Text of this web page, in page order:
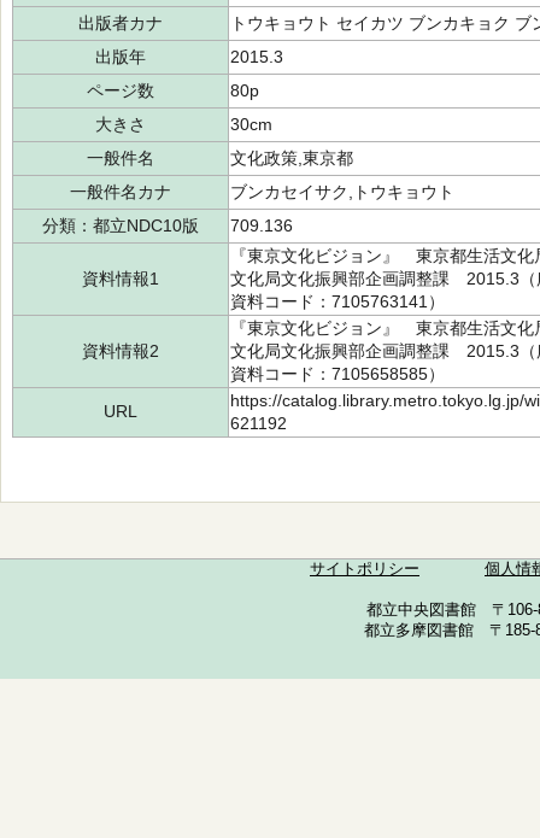
出版者カナ
トウキョウト セイカツ ブンカキョク
出版年
2015.3
ページ数
80p
大きさ
30cm
一般件名
文化政策,東京都
一般件名カナ
ブンカセイサク,トウキョウト
分類：都立NDC10版
709.136
資料情報1
『東京文化ビジョン』 東京都生活文
文化局文化振興部企画調整課 2015.3
資料コード：7105763141）
資料情報2
『東京文化ビジョン』 東京都生活文
文化局文化振興部企画調整課 2015.3
資料コード：7105658585）
URL
https://catalog.library.metro.tokyo.lg.jp/
621192
サイトポリシー 個人情
都立中央図書館 〒
都立多摩図書館 〒185-